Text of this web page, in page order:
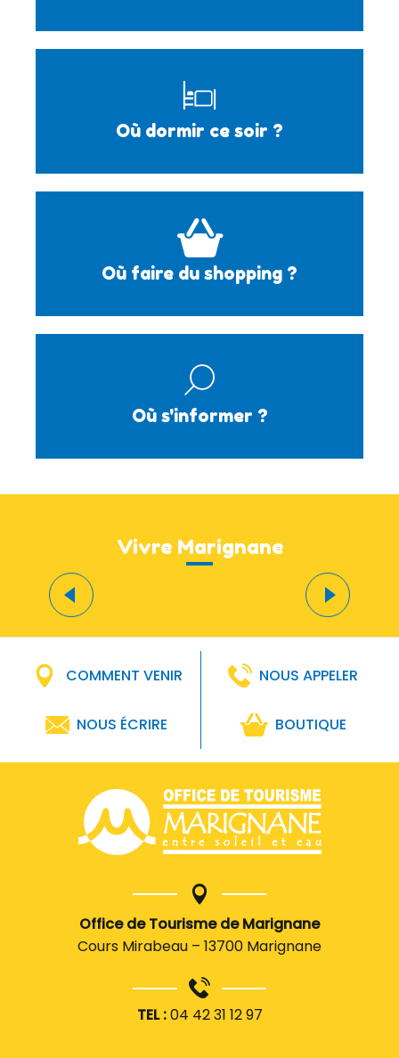
Où dormir ce soir ?
Où faire du shopping ?
Où s'informer ?
Vivre Marignane
Marignane aéronautique
COMMENT VENIR NOUS APPELER
NOUS ÉCRIRE BOUTIQUE
Office de Tourisme de Marignane
Cours Mirabeau – 13700 Marignane
TEL :04 42 31 12 97